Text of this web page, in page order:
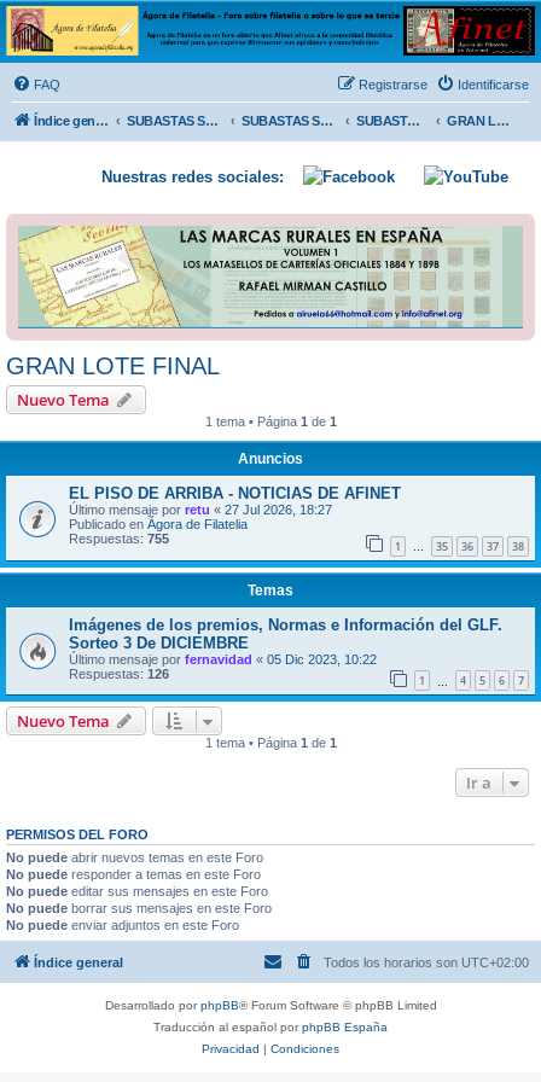
Ágora de Filatelia
Foro sobre filatelia o sobre lo que se tercie. Ágora de Filatelia es un foro abierto que Afinet
ofrece a la comunidad filatélica universal para que exprese libremente sus opiniones y
conocimientos
FAQ Identificarse
Registrarse
Índice general SUBASTAS SOLIDARIAS (In memoriam MENDOZA) SUBASTAS SOLIDARIAS 2025 y anteriores SUBASTAS SOLIDARIAS 2023 GRAN LOTE FINAL
Nuestras redes sociales:
GRAN LOTE FINAL
Nuevo Tema
1 tema • Página 1 de 1
Anuncios
EL PISO DE ARRIBA - NOTICIAS DE AFINET
Último mensaje por retu « 27 Jul 2026, 18:27
Publicado en Ágora de Filatelia
Respuestas: 755 1 … 35 36 37 38
Temas
Imágenes de los premios, Normas e Información del GLF.
Sorteo 3 De DICIEMBRE
Último mensaje por fernavidad « 05 Dic 2023, 10:22
Respuestas: 126 1 4 5 6 7
Nuevo Tema
1 tema • Página 1 de 1
Ir a
PERMISOS DEL FORO
No puede abrir nuevos temas en este Foro
No puede responder a temas en este Foro
No puede editar sus mensajes en este Foro
No puede borrar sus mensajes en este Foro
No puede enviar adjuntos en este Foro
Índice general Todos los horarios son UTC+02:00
Desarrollado porphpBB® Forum Software © phpBB Limited
Traducción al español porphpBB España
Privacidad | Condiciones